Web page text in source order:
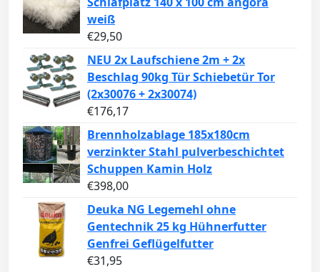
weiß
€29,50
NEU 2x Laufschiene 2m + 2x
Beschlag 90kg Tür Schiebetür Tor
(2x30076 + 2x30074)
€176,17
Brennholzablage 185x180cm
verzinkter Stahl pulverbeschichtet
Schuppen Kamin Holz
€398,00
Deuka NG Legemehl ohne
Gentechnik 25 kg Hühnerfutter
Genfrei Geflügelfutter
€31,95